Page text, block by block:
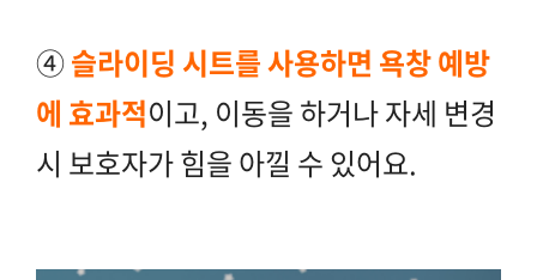
④슬라이딩 시트를 사용하면 욕창 예방
에 효과적이고, 이동을 하거나 자세 변경
시 보호자가 힘을 아낄 수 있어요.